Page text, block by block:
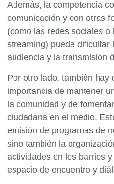
Además, la competencia
comunicación y con otras
(como las redes sociales o
streaming) puede dificultar
audiencia y la transmisión
Por otro lado, también hay
importancia de mantener
la comunidad y de
ciudadana en el medio.
emisión de programas de
sino también la
actividades en los barrios
espacio de encuentro y